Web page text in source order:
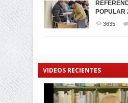
POPULAR
3635
TRIUNFO
MIRA.EC
VIDEOS RECIENTES